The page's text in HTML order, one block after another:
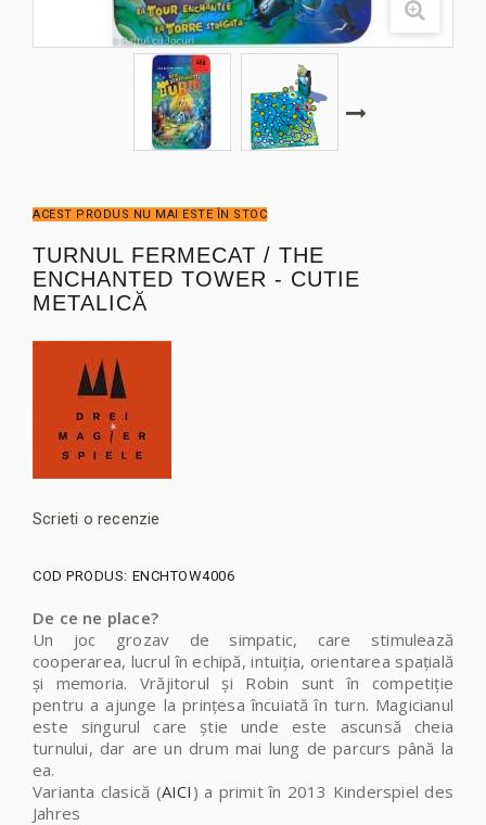
ACEST PRODUS NU MAI ESTE ÎN STOC
TURNUL FERMECAT / THE
ENCHANTED TOWER - CUTIE
METALICĂ
Scrieti o recenzie
COD PRODUS: ENCHTOW4006
De ce ne place?
Un joc grozav de simpatic, care stimulează
cooperarea, lucrul în echipă, intuiția, orientarea spațială
și memoria. Vrăjitorul şi Robin sunt în competiție
pentru a ajunge la prinţesa încuiată în turn. Magicianul
este singurul care știe unde este ascunsă cheia
turnului, dar are un drum mai lung de parcurs până la
ea.
Varianta clasică (AICI ) a primit în 2013 Kinderspiel des
Jahres